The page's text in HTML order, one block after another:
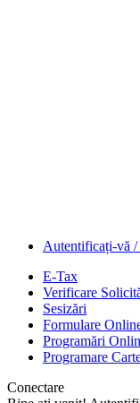
Autentificați-vă /
E-Tax
Verificare
Sesizări
Formulare
Programări
Programare
Conectare